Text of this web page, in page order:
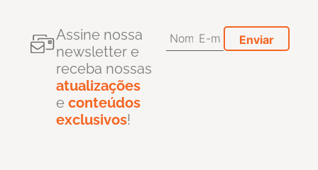
Assine nossa
newsletter e
receba nossas
atualizações
e conteúdos
exclusivos!